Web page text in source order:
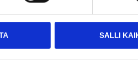
SALLI